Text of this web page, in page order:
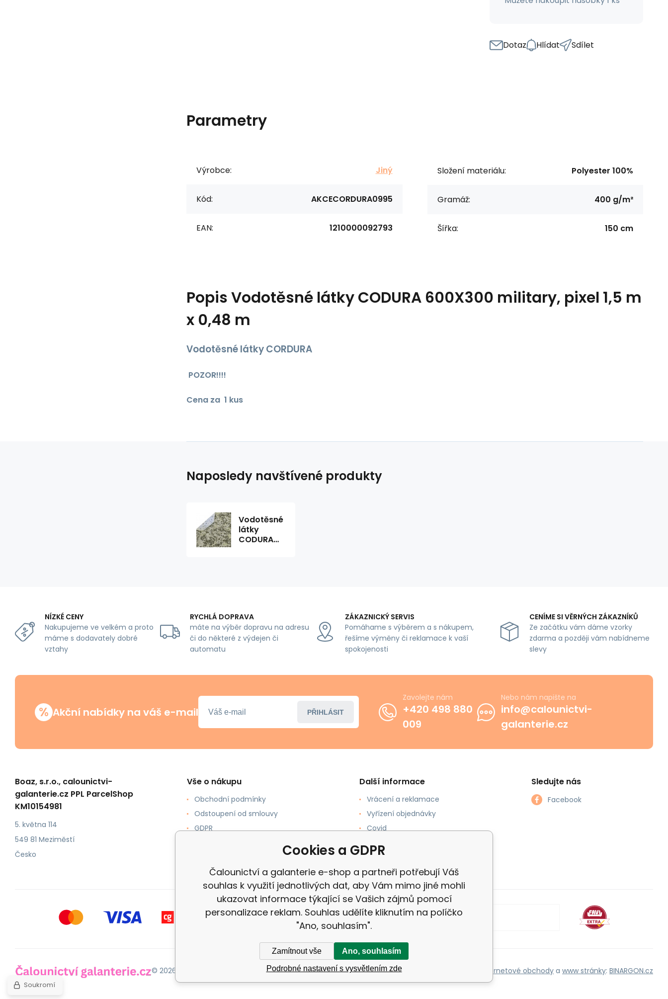
Dotaz Hlídat Sdílet
Parametry
Výrobce: Jiný
Kód: AKCECORDURA0995
EAN: 1210000092793
Složení materiálu: Polyester 100%
Gramáž: 400 g/m²
Šířka: 150 cm
PopisVodotěsné látky CODURA 600X300 military, pixel 1,5 m
x 0,48 m
Vodotěsné látky CORDURA
POZOR!!!!
Cena za 1 kus
Naposledy navštívené produkty
Vodotěsné
látky
CODURA
NÍZKÉ CENY
Nakupujeme ve velkém a proto
máme s dodavately dobré
vztahy
RYCHLÁ DOPRAVA
máte na výběr dopravu na adresu
či do některé z výdejen či
automatu
ZÁKAZNICKÝ SERVIS
Pomáhame s výběrem a s nákupem,
řešíme výměny či reklamace k vaší
spokojenosti
CENÍME SI VĚRNÝCH ZÁKAZNÍKŮ
Ze začátku vám dáme vzorky
zdarma a později vám nabídneme
slevy
% Akční nabídky na váš e-mail PŘIHLÁSIT
Zavolejte nám
+420 498 880
009
Nebo nám napište na
info@calounictvi-
galanterie.cz
Boaz, s.r.o., calounictvi-
galanterie.cz PPL ParcelShop
KM10154981
5. května 114
549 81 Meziměstí
Česko
Vše o nákupu
Obchodní podmínky
Odstoupení od smlouvy
GDPR
Další informace
Vrácení a reklamace
Vyřízení objednávky
Covid
Sledujte nás
Facebook
© 2026 Čalounictví a galanterie e-shop |Mapa stránek Internetové obchody a www stránky: BINARGON.cz
Cookies a GDPR
Čalounictví a galanterie e-shop a partneři potřebují Váš
souhlas k využití jednotlivých dat, aby Vám mimo jiné mohli
ukazovat informace týkající se Vašich zájmů pomocí
personalizace reklam. Souhlas udělíte kliknutím na políčko
"Ano, souhlasím".
Zamítnout vše Ano, souhlasím
Podrobné nastavení s vysvětlením zde
Soukromí